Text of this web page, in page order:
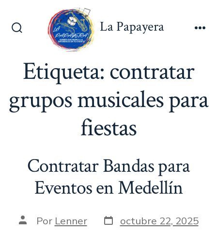
Alternar
La Papayera
Etiqueta:contratar
grupos musicales para
fiestas
Contratar Bandas para
Eventos en Medellín
AutorPor Lenner Fecha
de
octubre 22, 2025